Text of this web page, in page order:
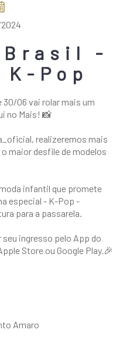
Brasil -
Pop
30/06 vai rolar mais um
no Mais! 📸
realizeremos mais
maior desfile de modelos
infantil que promete
especial - K-Pop -
para a passarela.
ingresso pelo App do
Store ou Google Play.🎉
Amaro